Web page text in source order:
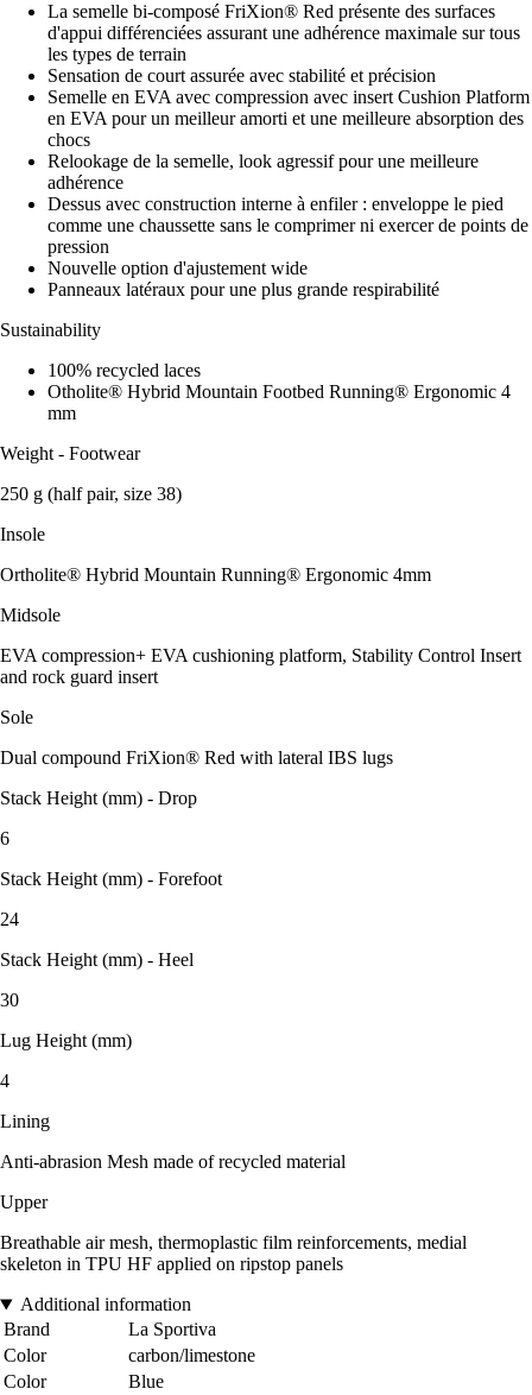
La semelle bi-composé FriXion® Red présente des surfaces
d'appui différenciées assurant une adhérence maximale sur tous
les types de terrain
Sensation de court assurée avec stabilité et précision
Semelle en EVA avec compression avec insert Cushion Platform
en EVA pour un meilleur amorti et une meilleure absorption des
chocs
Relookage de la semelle, look agressif pour une meilleure
adhérence
Dessus avec construction interne à enfiler : enveloppe le pied
comme une chaussette sans le comprimer ni exercer de points de
pression
Nouvelle option d'ajustement wide
Panneaux latéraux pour une plus grande respirabilité
Sustainability
100% recycled laces
Otholite® Hybrid Mountain Footbed Running® Ergonomic 4
mm
Weight - Footwear
250 g (half pair, size 38)
Insole
Ortholite® Hybrid Mountain Running® Ergonomic 4mm
Midsole
EVA compression+ EVA cushioning platform, Stability Control Insert
and rock guard insert
Sole
Dual compound FriXion® Red with lateral IBS lugs
Stack Height (mm) - Drop
6
Stack Height (mm) - Forefoot
24
Stack Height (mm) - Heel
30
Lug Height (mm)
4
Lining
Anti-abrasion Mesh made of recycled material
Upper
Breathable air mesh, thermoplastic film reinforcements, medial
skeleton in TPU HF applied on ripstop panels
Additional information
Brand
La Sportiva
Color
carbon/limestone
Color
Blue